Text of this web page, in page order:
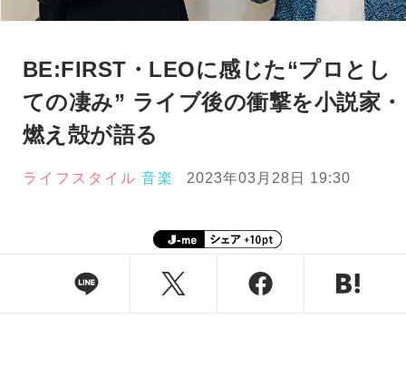
BE:FIRST・LEOに感じた“プロとし
ての凄み” ライブ後の衝撃を小説家・
燃え殻が語る
ライフスタイル 音楽 2023年03月28日 19:30